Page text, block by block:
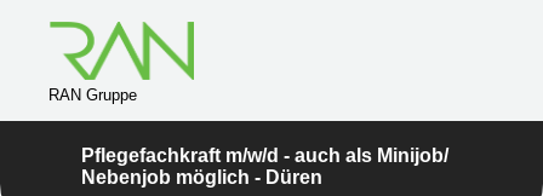
RAN Gruppe
Pflegefachkraft m/w/d - auch als Minijob/
Nebenjob möglich - Düren